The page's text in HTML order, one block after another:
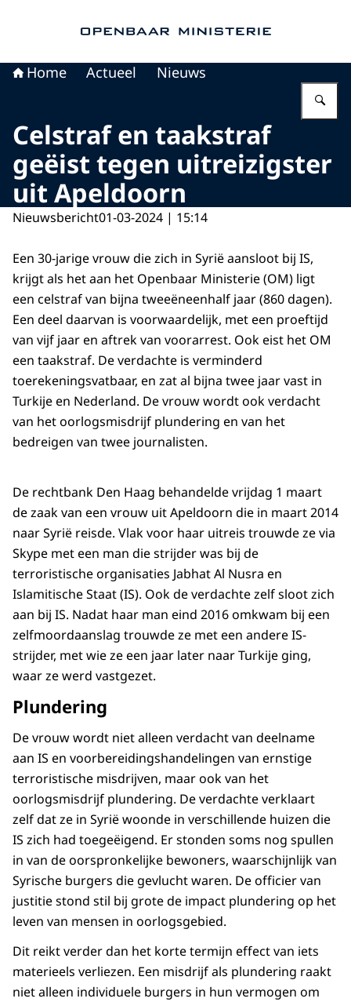
Home Actueel Nieuws
Celstraf en taakstraf
geëist tegen uitreizigster
uit Apeldoorn
Nieuwsbericht01-03-2024 | 15:14
Een 30-jarige vrouw die zich in Syrië aansloot bij IS,
krijgt als het aan het Openbaar Ministerie (OM) ligt
een celstraf van bijna tweeëneenhalf jaar (860 dagen).
Een deel daarvan is voorwaardelijk, met een proeftijd
van vijf jaar en aftrek van voorarrest. Ook eist het OM
een taakstraf. De verdachte is verminderd
toerekeningsvatbaar, en zat al bijna twee jaar vast in
Turkije en Nederland. De vrouw wordt ook verdacht
van het oorlogsmisdrijf plundering en van het
bedreigen van twee journalisten.
De rechtbank Den Haag behandelde vrijdag 1 maart
de zaak van een vrouw uit Apeldoorn die in maart 2014
naar Syrië reisde. Vlak voor haar uitreis trouwde ze via
Skype met een man die strijder was bij de
terroristische organisaties Jabhat Al Nusra en
Islamitische Staat (IS). Ook de verdachte zelf sloot zich
aan bij IS. Nadat haar man eind 2016 omkwam bij een
zelfmoordaanslag trouwde ze met een andere IS-
strijder, met wie ze een jaar later naar Turkije ging,
waar ze werd vastgezet.
Plundering
De vrouw wordt niet alleen verdacht van deelname
aan IS en voorbereidingshandelingen van ernstige
terroristische misdrijven, maar ook van het
oorlogsmisdrijf plundering. De verdachte verklaart
zelf dat ze in Syrië woonde in verschillende huizen die
IS zich had toegeëigend. Er stonden soms nog spullen
in van de oorspronkelijke bewoners, waarschijnlijk van
Syrische burgers die gevlucht waren. De officier van
justitie stond stil bij grote de impact plundering op het
leven van mensen in oorlogsgebied.
Dit reikt verder dan het korte termijn effect van iets
materieels verliezen. Een misdrijf als plundering raakt
niet alleen individuele burgers in hun vermogen om